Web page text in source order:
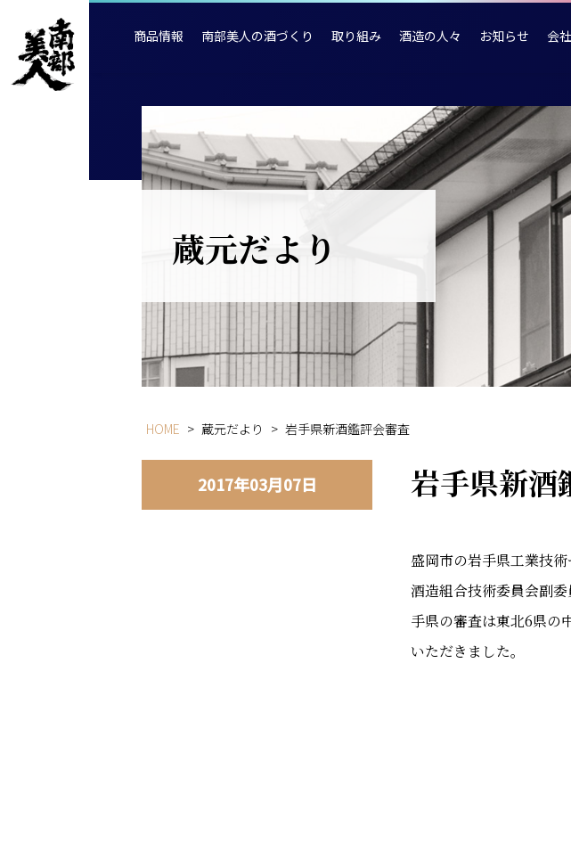
商品情報 南部美人の酒づくり 取り組み 酒造の人々 お知らせ 会
蔵元だより
HOME > 蔵元だより > 岩手県新酒鑑評会審査
2017年03月07日 岩手県新酒
盛岡市の岩手県工業技
酒造組合技術委員会副
手県の審査は東北6県の
いただきました。